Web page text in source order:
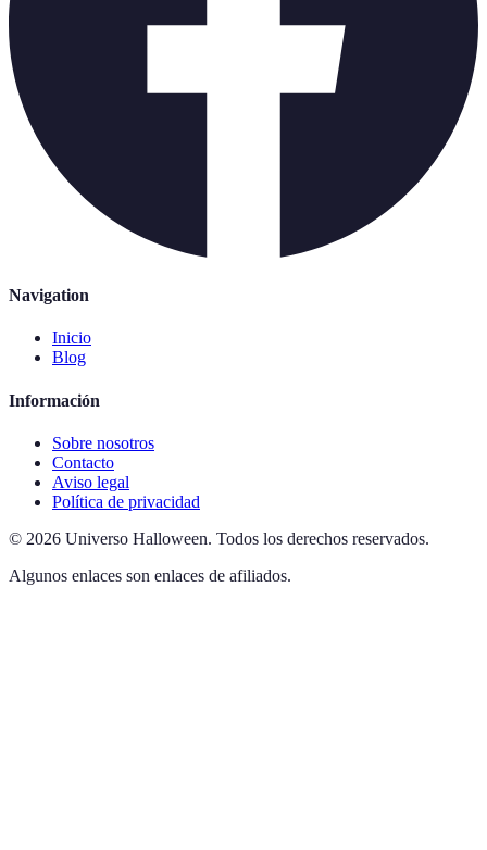
Navigation
Inicio
Blog
Información
Sobre nosotros
Contacto
Aviso legal
Política de privacidad
© 2026 Universo Halloween. Todos los derechos reservados.
Algunos enlaces son enlaces de afiliados.